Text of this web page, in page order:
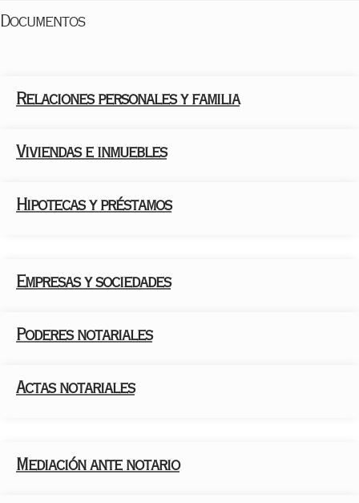
Documentos
Relaciones personales y familia
Viviendas e inmuebles
Hipotecas y préstamos
Empresas y sociedades
Poderes notariales
Actas notariales
Mediación ante notario